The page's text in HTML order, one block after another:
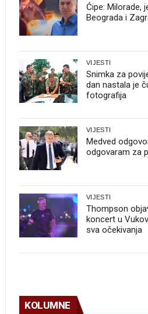
Ćipe: Milorade,
Beograda i
VIJESTI
Snimka za
dan nastala je
fotografija
VIJESTI
Medved
odgovaram za
VIJESTI
Thompson
koncert u
sva očekivanja
KOLUMNE